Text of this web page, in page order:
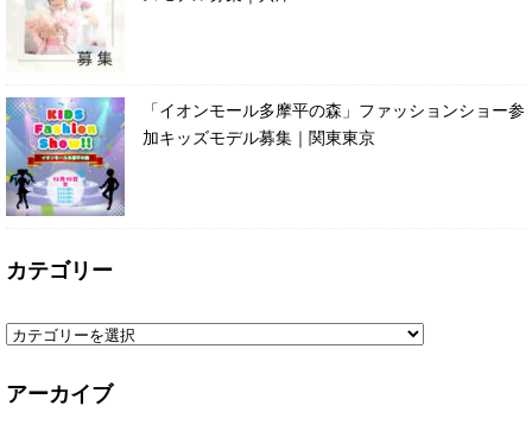
「イオンモール多摩平の森」ファッションショー参
加キッズモデル募集｜関東東京
カテゴリー
アーカイブ